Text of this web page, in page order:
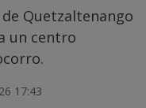
Quetzaltenango
un centro
17:43